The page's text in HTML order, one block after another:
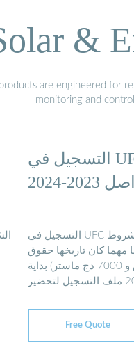
&
are engineered for
monitoring and
التسجيل في UFC جامعة التكوين
2024
التسجيل في UFC جامعة التكوين المتواصل شروط
مهما كان تاريخها حقوق
التسجيل: (5000دج ليسانس و 7000 دج ماستر) بداية
التسجيلات: 06 جويلية 2023 ملف التسجيل لتحضير
Free Quote